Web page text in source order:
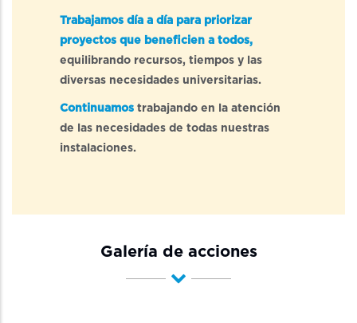
Trabajamos día a día para priorizar
proyectos que beneficien a todos,
equilibrando recursos, tiempos y las
diversas necesidades universitarias.
Continuamos trabajando en la atención
de las necesidades de todas nuestras
instalaciones.
Galería de acciones